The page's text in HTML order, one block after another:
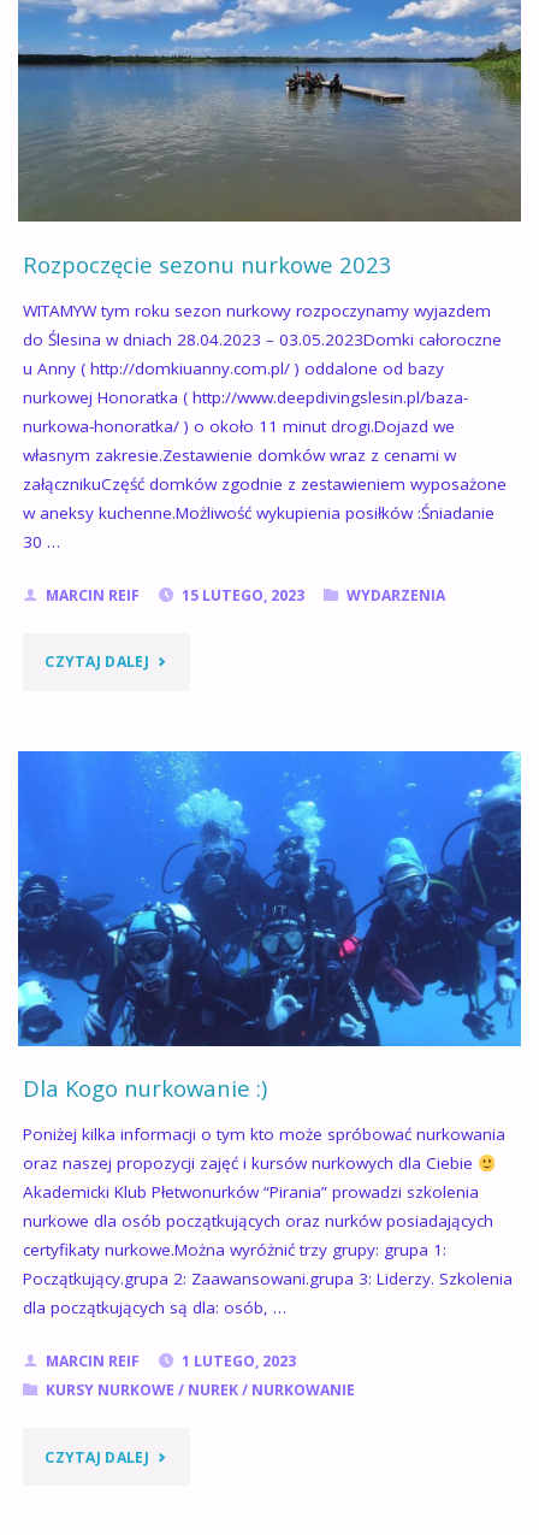
BASENIE
GRUPA
PODSTAWOWA
2024."
Rozpoczęcie sezonu nurkowe 2023
WITAMYW tym roku sezon nurkowy rozpoczynamy wyjazdem
do Ślesina w dniach 28.04.2023 – 03.05.2023Domki całoroczne
u Anny ( http://domkiuanny.com.pl/ ) oddalone od bazy
nurkowej Honoratka ( http://www.deepdivingslesin.pl/baza-
nurkowa-honoratka/ ) o około 11 minut drogi.Dojazd we
własnym zakresie.Zestawienie domków wraz z cenami w
załącznikuCzęść domków zgodnie z zestawieniem wyposażone
w aneksy kuchenne.Możliwość wykupienia posiłków :Śniadanie
30 …
MARCIN REIF 15 LUTEGO, 2023 WYDARZENIA
CZYTAJ DALEJ"ROZPOCZĘCIE
NURKOWE
2023"
Dla Kogo nurkowanie :)
Poniżej kilka informacji o tym kto może spróbować nurkowania
oraz naszej propozycji zajęć i kursów nurkowych dla Ciebie
Akademicki Klub Płetwonurków “Pirania” prowadzi szkolenia
nurkowe dla osób początkujących oraz nurków posiadających
certyfikaty nurkowe.Można wyróżnić trzy grupy: grupa 1:
Początkujący.grupa 2: Zaawansowani.grupa 3: Liderzy. Szkolenia
dla początkujących są dla: osób, …
MARCIN REIF
1 LUTEGO, 2023
KURSY NURKOWE / NUREK/ NURKOWANIE
CZYTAJ DALEJ"DLA